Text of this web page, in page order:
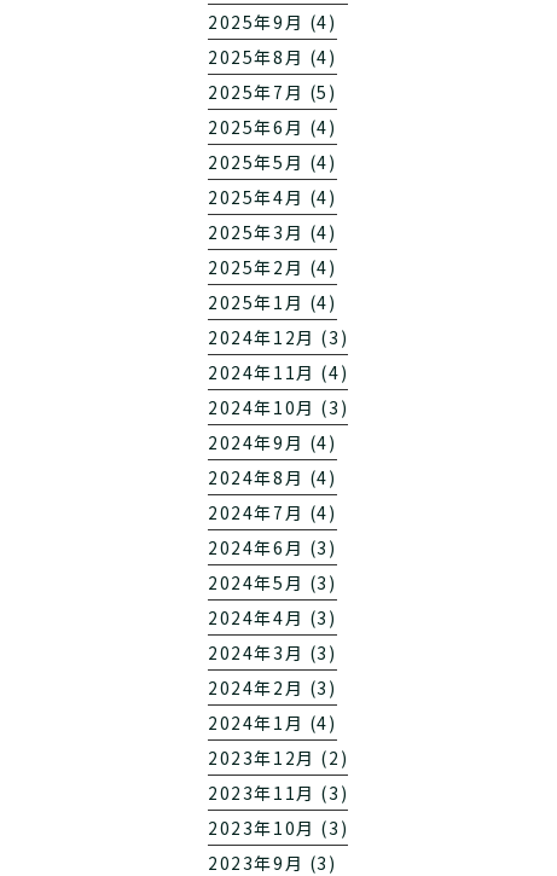
2025年9月 (4)
2025年8月 (4)
2025年7月 (5)
2025年6月 (4)
2025年5月 (4)
2025年4月 (4)
2025年3月 (4)
2025年2月 (4)
2025年1月 (4)
2024年12月 (3)
2024年11月 (4)
2024年10月 (3)
2024年9月 (4)
2024年8月 (4)
2024年7月 (4)
2024年6月 (3)
2024年5月 (3)
2024年4月 (3)
2024年3月 (3)
2024年2月 (3)
2024年1月 (4)
2023年12月 (2)
2023年11月 (3)
2023年10月 (3)
2023年9月 (3)